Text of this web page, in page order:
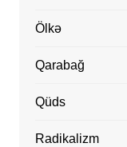
Ölkə
Qarabağ
Qüds
Radikalizm